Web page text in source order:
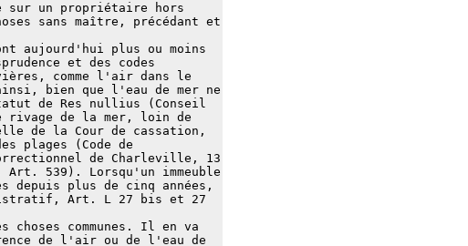
sur un propriétaire hors
sans maître, précédant et
aujourd'hui plus ou moins
et des codes
comme l'air dans le
bien que l'eau de mer ne
de Res nullius (Conseil
de la mer, loin de
de la Cour de cassation,
plages (Code de
de Charleville, 13
539). Lorsqu'un immeuble
plus de cinq années,
Art. L 27 bis et 27
communes. Il en va
de l'air ou de l'eau de